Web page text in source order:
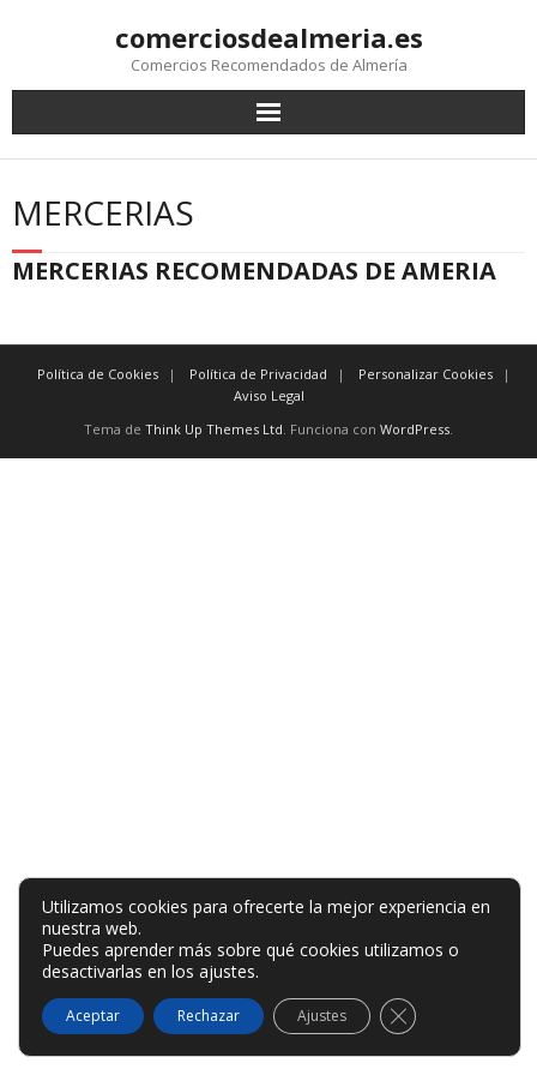
comerciosdealmeria.es
Comercios Recomendados de Almería
MERCERIAS
MERCERIAS RECOMENDADAS DE AMERIA
Política de Cookies Política de Privacidad
Personalizar Cookies
Aviso Legal
Tema de Think Up Themes Ltd. Funciona con WordPress.
Utilizamos cookies para ofrecerte la mejor experiencia en
nuestra web.
Puedes aprender más sobre qué cookies utilizamos o
desactivarlas en los ajustes.
Aceptar Rechazar Ajustes Cerrar el banner